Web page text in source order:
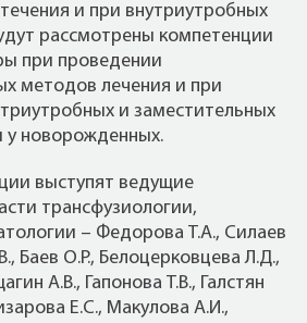
и при внутриутробных
рассмотрены компетенции
при проведении
методов лечения и при
и заместительных
у новорожденных.
выступят ведущие
трансфузиологии,
– Федорова Т.А., Силаев
Баев О.Р., Белоцерковцева Л.Д.,
А.В., Гапонова Т.В., Галстян
Е.С., Макулова А.И.,